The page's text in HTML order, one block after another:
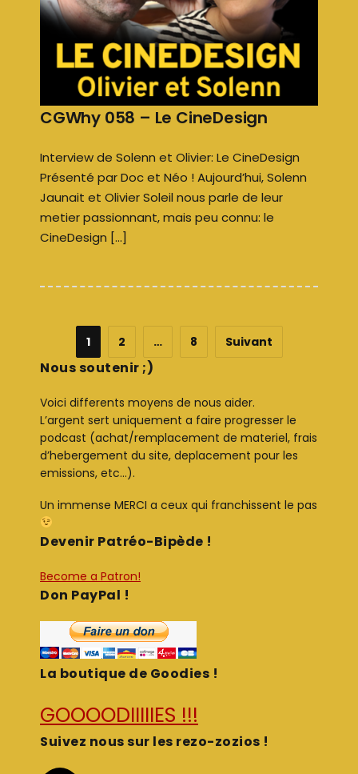
CGWhy 058 – Le CineDesign
Interview de Solenn et Olivier: Le CineDesign
Présenté par Doc et Néo ! Aujourd’hui, Solenn
Jaunait et Olivier Soleil nous parle de leur
metier passionnant, mais peu connu: le
CineDesign […]
1 2 … 8 Suivant
Nous soutenir ;)
Voici differents moyens de nous aider.
L’argent sert uniquement a faire progresser le
podcast (achat/remplacement de materiel, frais
d’hebergement du site, deplacement pour les
emissions, etc…).
Un immense MERCI a ceux qui franchissent le pas
Devenir Patréo-Bipède !
Become a Patron!
Don PayPal !
La boutique de Goodies !
GOOOODIIIIIES !!!
Suivez nous sur les rezo-zozios !